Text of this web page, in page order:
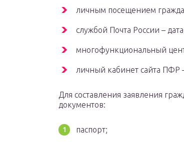
личным посещением
службой Почта России –
многофункциональный
личный кабинет сайта ПФР
Для составления заявления
документов:
паспорт;